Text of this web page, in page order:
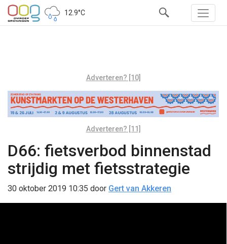
12.9°C
Adverteren? [10]
Adverteren? [11]
D66: fietsverbod binnenstad
strijdig met fietsstrategie
30 oktober 2019 10:35 door Gert van Akkeren